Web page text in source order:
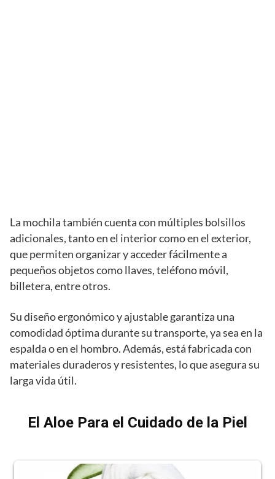
La mochila también cuenta con múltiples bolsillos
adicionales, tanto en el interior como en el exterior,
que permiten organizar y acceder fácilmente a
pequeños objetos como llaves, teléfono móvil,
billetera, entre otros.
Su diseño ergonómico y ajustable garantiza una
comodidad óptima durante su transporte, ya sea en la
espalda o en el hombro. Además, está fabricada con
materiales duraderos y resistentes, lo que asegura su
larga vida útil.
El Aloe Para el Cuidado de la Piel